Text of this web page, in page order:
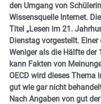
den Umgang von
Wissensquelle Internet.
Titel „Lesen im 21.
Dienstag vorgestellt.
Weniger als die Hälfte der
kann Fakten von
OECD wird dieses
gut wie gar nicht
Nach Angaben von gut